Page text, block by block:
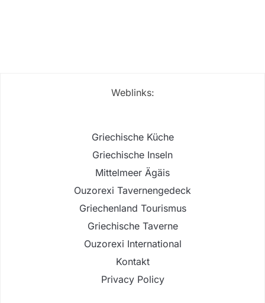
Weblinks:
Griechische Küche
Griechische Inseln
Mittelmeer Ägäis
Ouzorexi Tavernengedeck
Griechenland Tourismus
Griechische Taverne
Ouzorexi International
Kontakt
Privacy Policy